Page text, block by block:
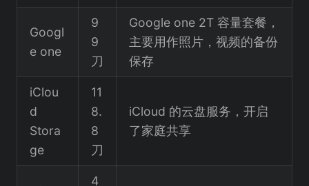
Googl
e one
9
9
刀
Google one 2T 容量套餐，
主要用作照片，视频的备份
保存
iClou
d
Stora
ge
11
8.
8
刀
iCloud 的云盘服务，开启
了家庭共享
4